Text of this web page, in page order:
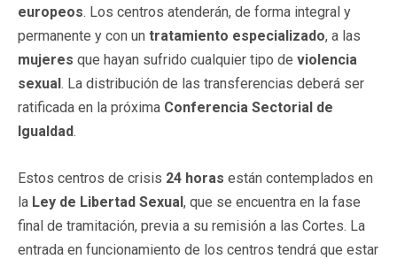
europeos. Los centros atenderán, de forma integral y
permanente y con un tratamiento especializado, a las
mujeres que hayan sufrido cualquier tipo de violencia
sexual. La distribución de las transferencias deberá ser
ratificada en la próxima Conferencia Sectorial de
Igualdad.
Estos centros de crisis 24 horas están contemplados en
la Ley de Libertad Sexual, que se encuentra en la fase
final de tramitación, previa a su remisión a las Cortes. La
entrada en funcionamiento de los centros tendrá que estar